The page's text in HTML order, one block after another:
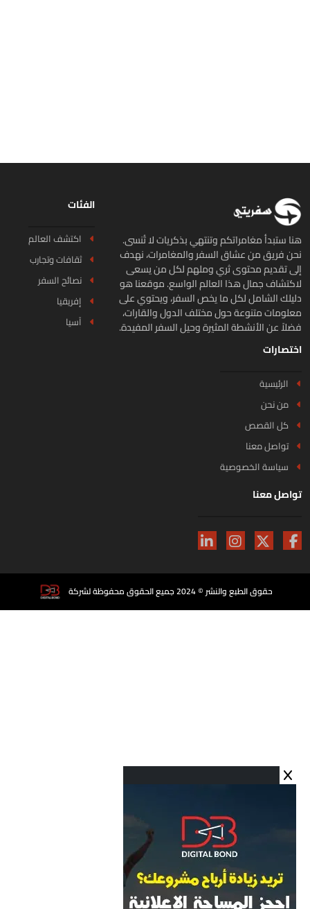
ستبدأ مغامراتكم وتنتهي بذكريات لا تُنسى.
فريق من عشاق السفر والمغامرات، نهدف
تقديم محتوى ثري وملهم لكل من يسعى
جمال هذا العالم الواسع. موقعنا هو
الشامل لكل ما يخص السفر، ويحتوي على
متنوعة حول مختلف الدول والقارات،
عن الأنشطة المثيرة وحيل السفر المفيدة.
الفئات
اكتشف العالم
ثقافات وتجارب
نصائح السفر
إفريقيا
آسيا
الرئيسية
من نحن
كل القصص
تواصل معنا
سياسة الخصوصية
معنا
حقوق الطبع والنشر © 2024 جميع الحقوق محفوظة لشركة